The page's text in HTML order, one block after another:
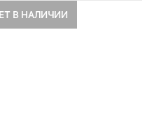
В НАЛИЧИИ